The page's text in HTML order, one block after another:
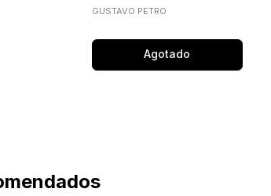
GUSTAVO PETRO
Agotado